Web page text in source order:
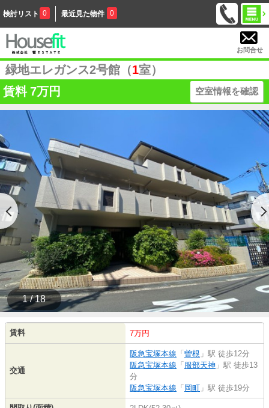
検討リスト 0 最近見た物件 0
お問合せ
緑地エレガンス2号館（1室）
賃料 7万円 空室情報を確認
1 / 18
賃料 7万円
交通
阪急宝塚本線 「 曽根 」駅 徒歩12分
阪急宝塚本線 「 服部天神 」駅 徒歩13
分
阪急宝塚本線 「 岡町 」駅 徒歩19分